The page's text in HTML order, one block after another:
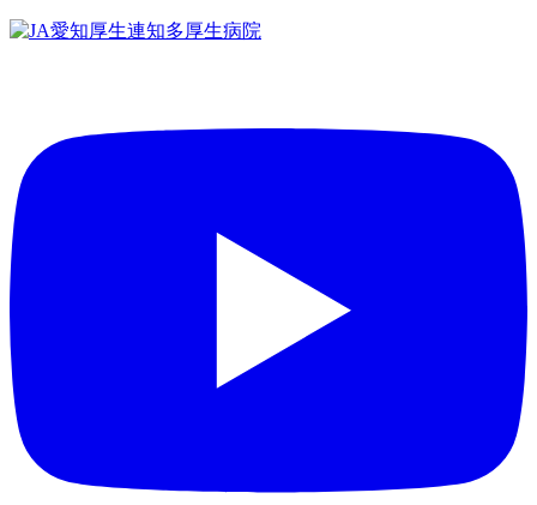
コ
ス
キ
ッ
プ